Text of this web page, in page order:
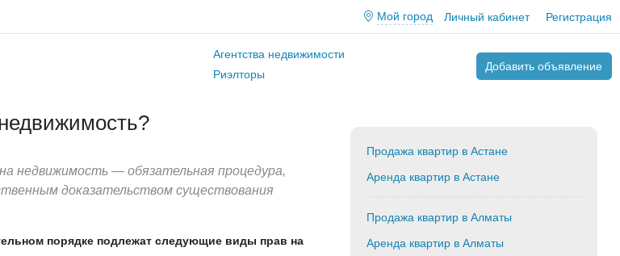
Мой город Личный кабинет Регистрация
Агентства недвижимости
Риэлторы
Добавить объявление
недвижимость — обязательная процедура,
доказательством существования
порядке подлежат следующие виды прав на
Продажа квартир в Астане
Аренда квартир в Астане
Продажа квартир в Алматы
Аренда квартир в Алматы